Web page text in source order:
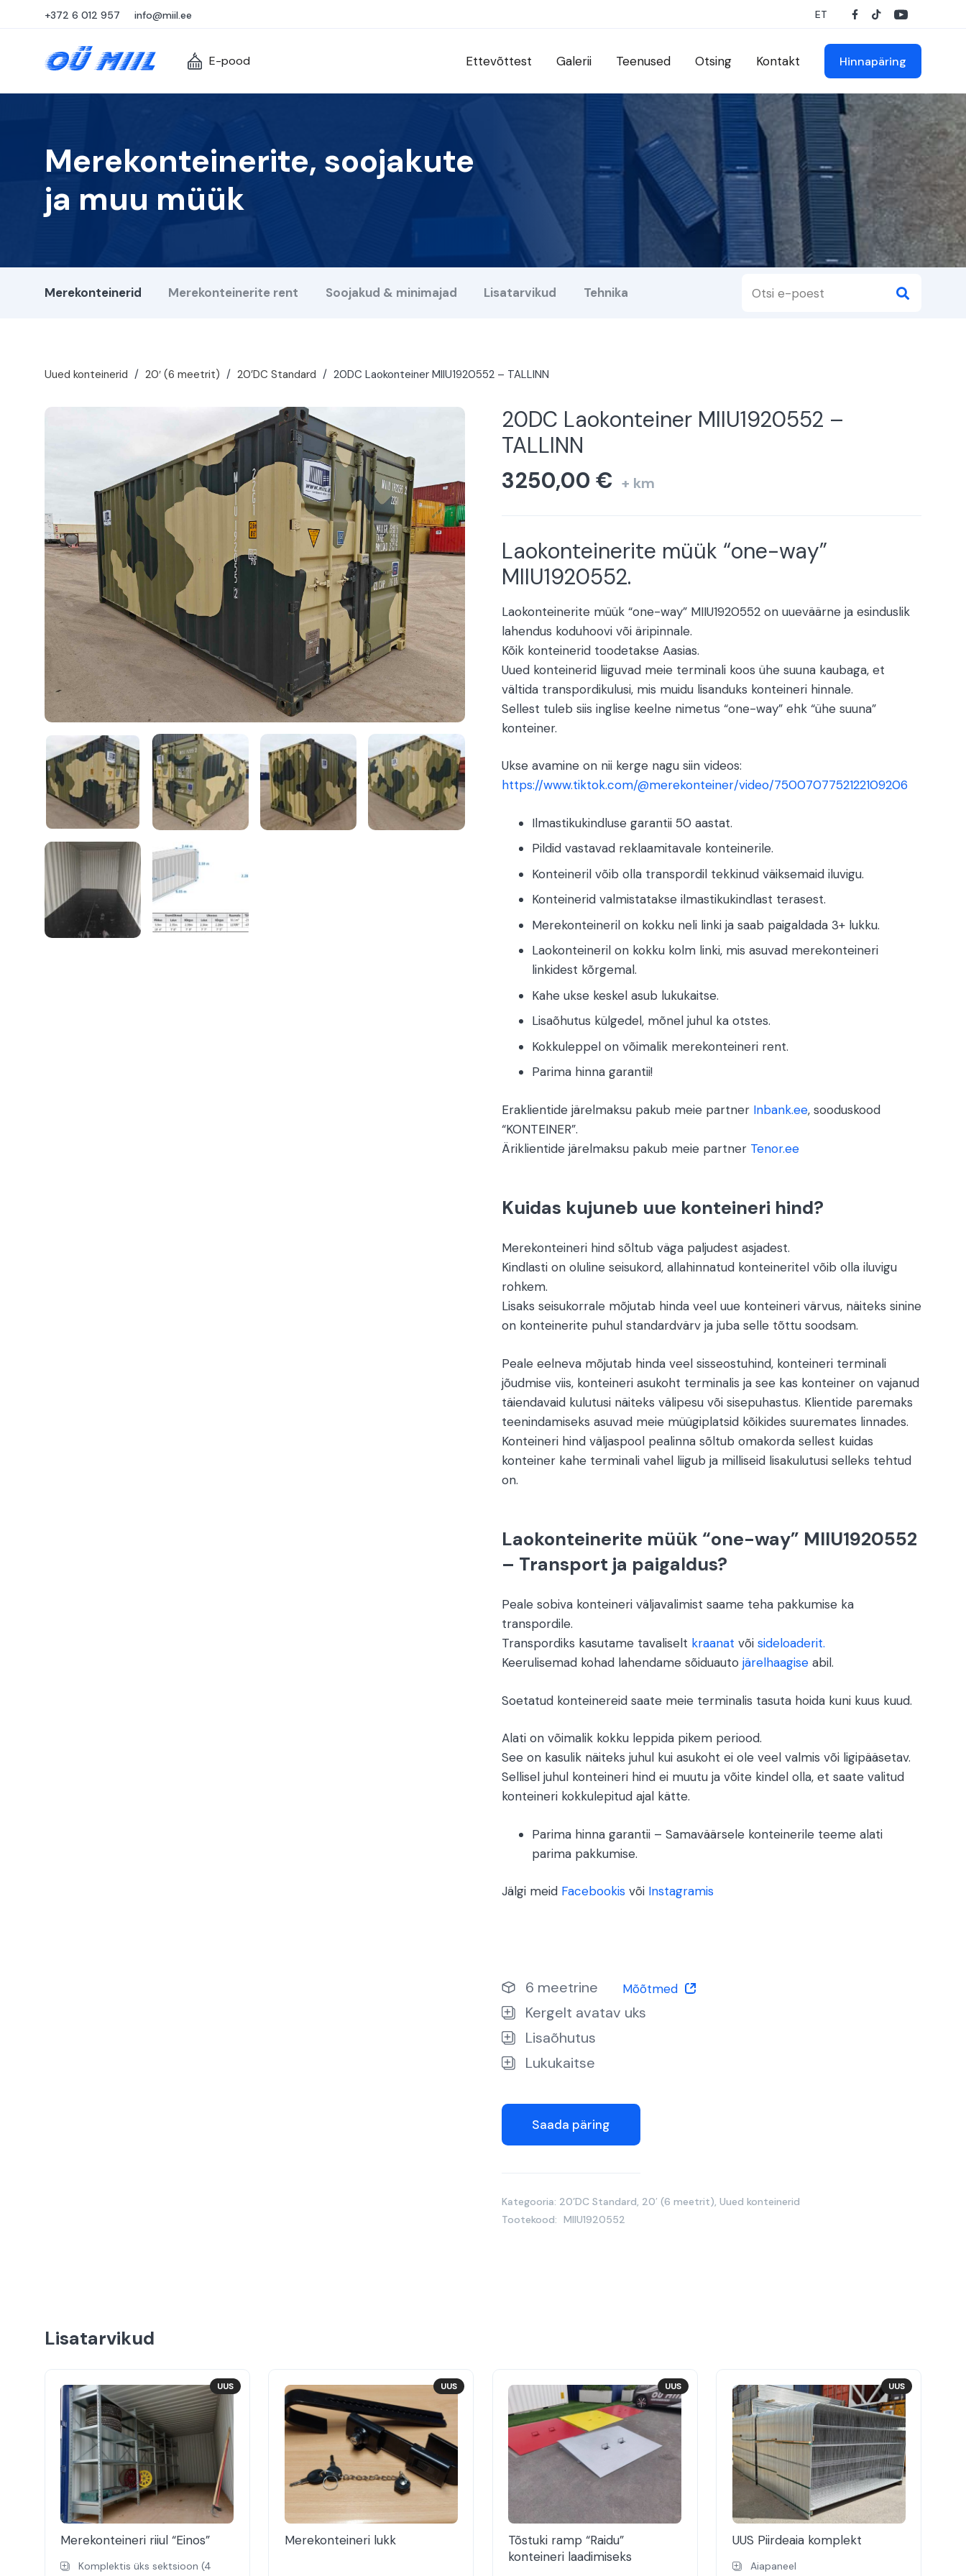
+372 6 012 957 info@miil.ee ET
E-pood Ettevõttest Galerii Teenused Otsing Kontakt Hinnapäring
Merekonteinerite, soojakute
ja muu müük
Merekonteinerid Merekonteinerite rent Soojakud & minimajad Lisatarvikud Tehnika
Uued konteinerid / 20′ (6 meetrit) / 20’DC Standard / 20DC Laokonteiner MIIU1920552 – TALLINN
20DC Laokonteiner MIIU1920552 –
TALLINN
3250,00 € + km
Laokonteinerite müük “one-way”
MIIU1920552.
Laokonteinerite müük “one-way” MIIU1920552 on uueväärne ja esinduslik
lahendus koduhoovi või äripinnale.
Kõik konteinerid toodetakse Aasias.
Uued konteinerid liiguvad meie terminali koos ühe suuna kaubaga, et
vältida transpordikulusi, mis muidu lisanduks konteineri hinnale.
Sellest tuleb siis inglise keelne nimetus “one-way” ehk “ühe suuna”
konteiner.
Ukse avamine on nii kerge nagu siin videos:
https://www.tiktok.com/@merekonteiner/video/7500707752122109206
Ilmastikukindluse garantii 50 aastat.
Pildid vastavad reklaamitavale konteinerile.
Konteineril võib olla transpordil tekkinud väiksemaid iluvigu.
Konteinerid valmistatakse ilmastikukindlast terasest.
Merekonteineril on kokku neli linki ja saab paigaldada 3+ lukku.
Laokonteineril on kokku kolm linki, mis asuvad merekonteineri
linkidest kõrgemal.
Kahe ukse keskel asub lukukaitse.
Lisaõhutus külgedel, mõnel juhul ka otstes.
Kokkuleppel on võimalik merekonteineri rent.
Parima hinna garantii!
Eraklientide järelmaksu pakub meie partner Inbank.ee, sooduskood
“KONTEINER”.
Äriklientide järelmaksu pakub meie partner Tenor.ee
Kuidas kujuneb uue konteineri hind?
Merekonteineri hind sõltub väga paljudest asjadest.
Kindlasti on oluline seisukord, allahinnatud konteineritel võib olla iluvigu
rohkem.
Lisaks seisukorrale mõjutab hinda veel uue konteineri värvus, näiteks sinine
on konteinerite puhul standardvärv ja juba selle tõttu soodsam.
Peale eelneva mõjutab hinda veel sisseostuhind, konteineri terminali
jõudmise viis, konteineri asukoht terminalis ja see kas konteiner on vajanud
täiendavaid kulutusi näiteks välipesu või sisepuhastus. Klientide paremaks
teenindamiseks asuvad meie müügiplatsid kõikides suuremates linnades.
Konteineri hind väljaspool pealinna sõltub omakorda sellest kuidas
konteiner kahe terminali vahel liigub ja milliseid lisakulutusi selleks tehtud
on.
Laokonteinerite müük “one-way” MIIU1920552
– Transport ja paigaldus?
Peale sobiva konteineri väljavalimist saame teha pakkumise ka
transpordile.
Transpordiks kasutame tavaliselt kraanat või sideloaderit.
Keerulisemad kohad lahendame sõiduauto järelhaagiseabil.
Soetatud konteinereid saate meie terminalis tasuta hoida kuni kuus kuud.
Alati on võimalik kokku leppida pikem periood.
See on kasulik näiteks juhul kui asukoht ei ole veel valmis või ligipääsetav.
Sellisel juhul konteineri hind ei muutu ja võite kindel olla, et saate valitud
konteineri kokkulepitud ajal kätte.
Parima hinna garantii – Samaväärsele konteinerile teeme alati
parima pakkumise.
Jälgi meid Facebookisvõi Instagramis
6 meetrine Mõõtmed
Kergelt avatav uks
Lisaõhutus
Lukukaitse
Saada päring
Kategooria: 20’DC Standard 20′ (6 meetrit) Uued konteinerid
Tootekood: MIIU1920552
Lisatarvikud
Merekonteineri riiul “Einos”
Komplektis üks sektsioon (4
UUS
Merekonteineri lukk
UUS
Tõstuki ramp “Raidu”
konteineri laadimiseks
UUS
UUS Piirdeaia komplekt
Aiapaneel
UUS